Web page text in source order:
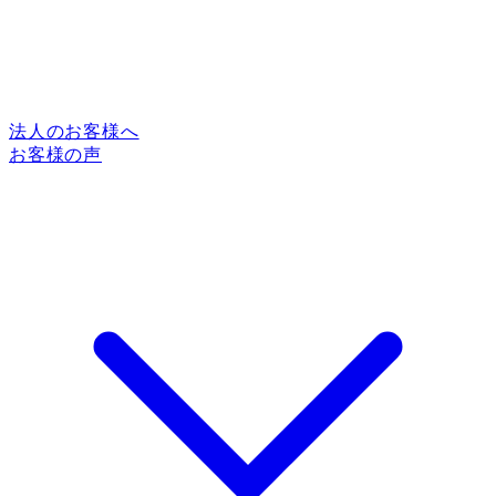
法人のお客様へ
お客様の声